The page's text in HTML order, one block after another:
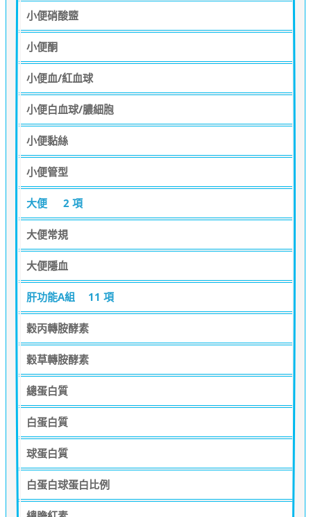
小便硝酸盬
小便酮
小便血/紅血球
小便白血球/膿細胞
小便黏絲
小便管型
大便 2 項
大便常規
大便隱血
肝功能A組 11 項
穀丙轉胺酵素
穀草轉胺酵素
總蛋白質
白蛋白質
球蛋白質
白蛋白球蛋白比例